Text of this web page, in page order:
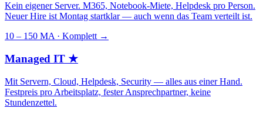
Kein eigener Server. M365, Notebook-Miete, Helpdesk pro Person.
Neuer Hire ist Montag startklar — auch wenn das Team verteilt ist.
10 – 150 MA · Komplett →
Managed IT ★
Mit Servern, Cloud, Helpdesk, Security — alles aus einer Hand.
Festpreis pro Arbeitsplatz, fester Ansprechpartner, keine
Stundenzettel.